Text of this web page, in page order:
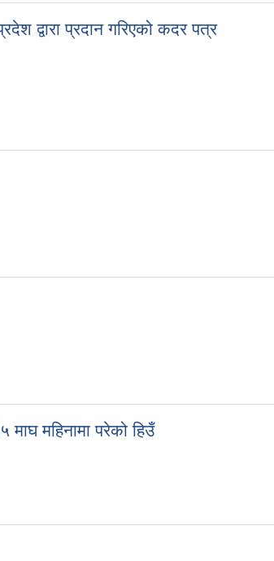
द्वारा प्रदान गरिएको कदर पत्र
महिनामा परेको हिउँ